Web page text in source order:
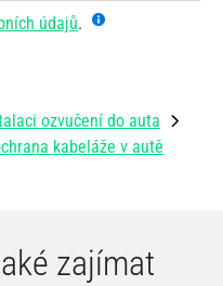
údajů.
ozvučení do auta
kabeláže v autě
zajímat